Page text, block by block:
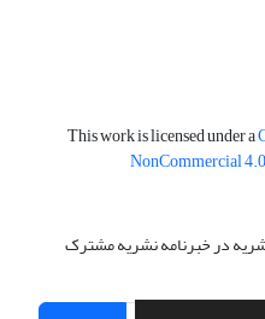
This work is licensed under a
NonCommercial
در خبرنامه نشریه مشترک